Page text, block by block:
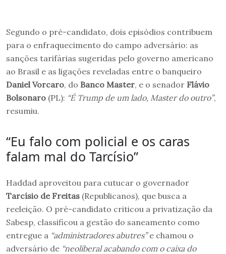
Segundo o pré-candidato, dois episódios contribuem
para o enfraquecimento do campo adversário: as
sanções tarifárias sugeridas pelo governo americano
ao Brasil e as ligações reveladas entre o banqueiro
Daniel Vorcaro, do Banco Master, e o senador Flávio
Bolsonaro (PL): “É Trump de um lado, Master do outro”,
resumiu.
“Eu falo com policial e os caras
falam mal do Tarcísio”
Haddad aproveitou para cutucar o governador
Tarcísio de Freitas (Republicanos), que busca a
reeleição. O pré-candidato criticou a privatização da
Sabesp, classificou a gestão do saneamento como
entregue a “administradores abutres”e chamou o
adversário de “neoliberal acabando com o caixa do